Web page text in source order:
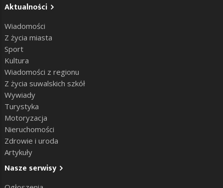
Aktualności
Wiadomości
Z życia miasta
Sport
Kultura
Wiadomości z regionu
Z życia suwalskich szkół
Wywiady
Turystyka
Motoryzacja
Nieruchomości
Zdrowie i uroda
Artykuły
Nasze serwisy